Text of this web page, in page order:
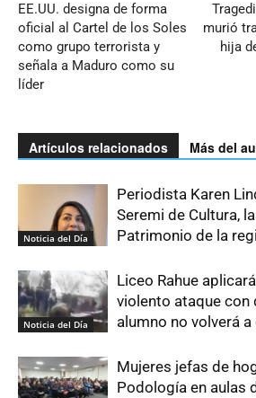
EE.UU. designa de forma
oficial al Cartel de los Soles
como grupo terrorista y
señala a Maduro como su
líder
murió
hija
Artículos relacionados Más del
Noticia del Día
Periodista Karen
Seremi de Cultura,
Patrimonio de la
Noticia del Día
Liceo Rahue
violento ataque con
alumno no volverá a
Mujeres jefas de
Podología en aulas